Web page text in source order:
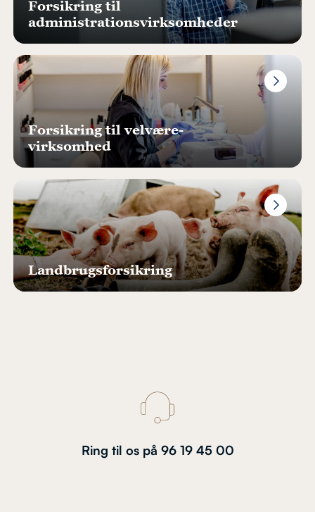
Forsikring til
administrationsvirksomheder
Forsikring til velvære-
virksomhed
Landbrugsforsikring
Ring til os på 96 19 45 00